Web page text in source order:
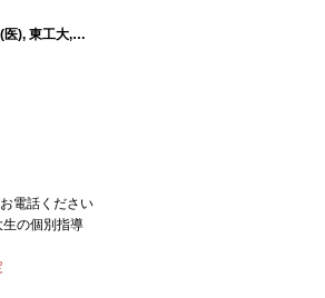
医), 東工大,…
電話ください
の個別指導